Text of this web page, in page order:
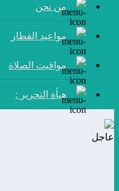
من نحن
مواعيد القطار
مواقيت الصلاة
هيأة التحرير :
عاجل